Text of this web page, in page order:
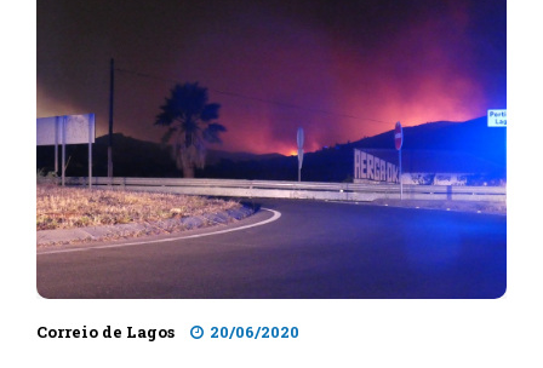
Correio de Lagos 20/06/2020